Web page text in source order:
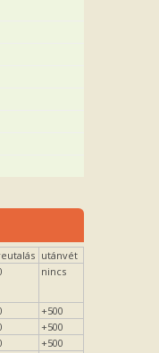
utánvét
nincs
+500
+500
+500